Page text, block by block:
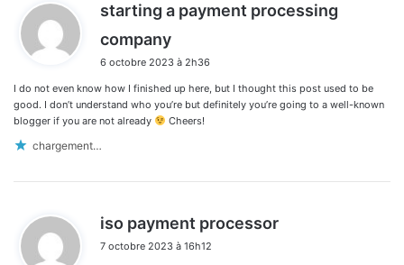
starting a payment processing
company
t
:
6 octobre 2023 à 2h36
I do not even know how I finished up here, but I thought this post used to be
good. I don’t understand who you’re but definitely you’re going to a well-known
blogger if you are not already
Cheers!
chargement…
iso payment processor
7 octobre 2023 à 16h12